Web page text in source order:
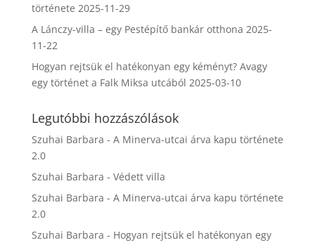
története 2025-11-29
A Lánczy-villa – egy Pestépítő bankár otthona 2025-
11-22
Hogyan rejtsük el hatékonyan egy kéményt? Avagy
egy történet a Falk Miksa utcából 2025-03-10
Legutóbbi hozzászólások
Szuhai Barbara - A Minerva-utcai árva kapu története
2.0
Szuhai Barbara - Védett villa
Szuhai Barbara - A Minerva-utcai árva kapu története
2.0
Szuhai Barbara - Hogyan rejtsük el hatékonyan egy